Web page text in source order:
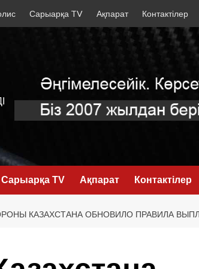
Сарыарқа TV Ақпарат Контактілер
Сарыарқа TV Ақпарат Контактілер
КАЗАХСТАНА ОБНОВИЛО ПРАВИЛА